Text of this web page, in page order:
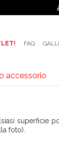
FAQ
accessorio
superficie
foto).